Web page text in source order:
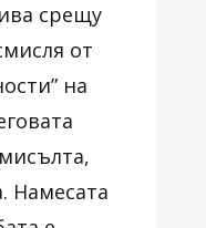
срещу
от
на
Намесата